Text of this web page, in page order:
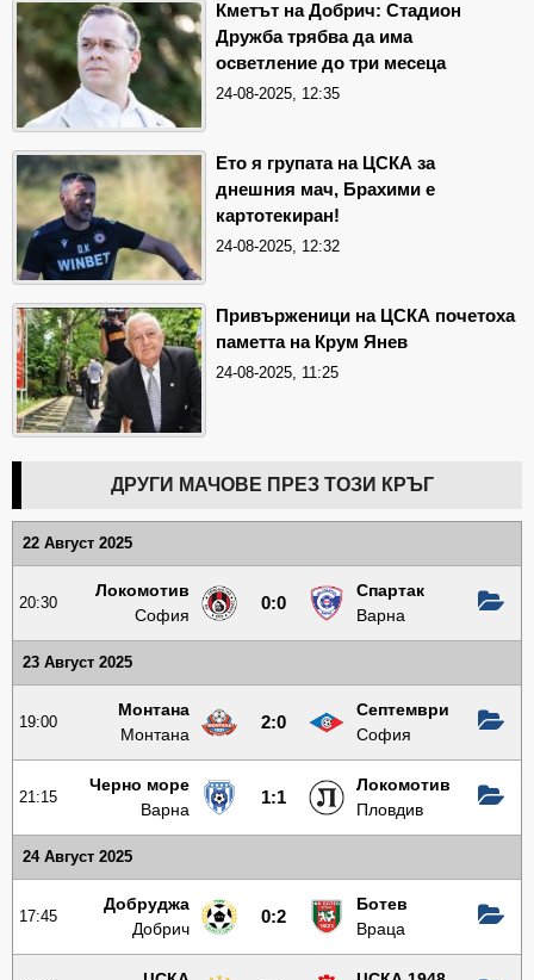
Кметът на Добрич: Стадион
Дружба трябва да има
осветление до три месеца
24-08-2025, 12:35
Ето я групата на ЦСКА за
днешния мач, Брахими е
картотекиран!
24-08-2025, 12:32
Привърженици на ЦСКА почетоха
паметта на Крум Янев
24-08-2025, 11:25
ДРУГИ МАЧОВЕ ПРЕЗ ТОЗИ КРЪГ
22 Август 2025
20:30
Локомотив
София
0:0
Спартак
Варна
23 Август 2025
19:00
Монтана
Монтана
2:0
Септември
София
21:15
Черно море
Варна
1:1
Локомотив
Пловдив
24 Август 2025
17:45
Добруджа
Добрич
0:2
Ботев
Враца